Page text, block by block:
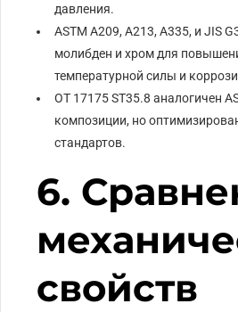
давления.
ASTM A209, А213, А335, и JIS
молибден и хром для
температурной силы и
ОТ 17175 ST35.8 аналогичен
композиции, но
стандартов.
6.
свойств